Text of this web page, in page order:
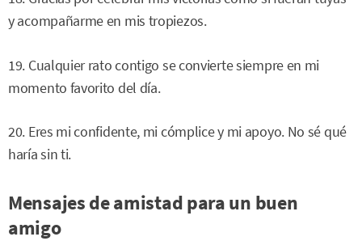
y acompañarme en mis tropiezos.
19. Cualquier rato contigo se convierte siempre en mi
momento favorito del día.
20. Eres mi confidente, mi cómplice y mi apoyo. No sé qué
haría sin ti.
Mensajes de amistad para un buen
amigo